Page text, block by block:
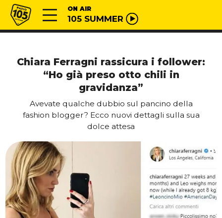
Vai al contenuto
Radio 105 ON AIR
105 SUMMER
Chiara Ferragni rassicura i follower:
“Ho già preso otto chili in
gravidanza”
Avevate qualche dubbio sul pancino della
fashion blogger? Ecco nuovi dettagli sulla sua
dolce attesa